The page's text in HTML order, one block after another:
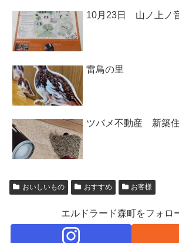
10月23日 山ノ上ノ
雷鳥の里
ツバメ不動産 新築
おいしいもの おすすめ お客様
エルドラード森町をフォロ